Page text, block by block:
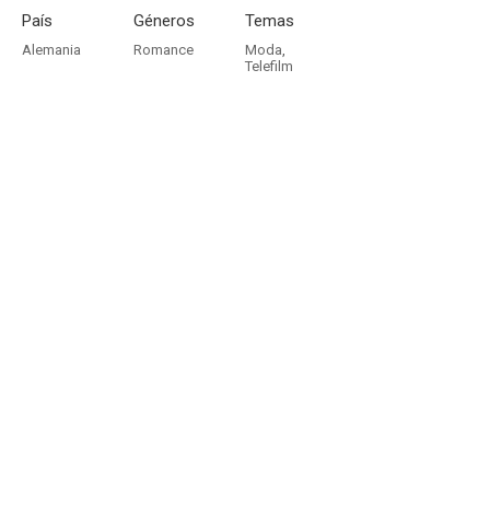
País
Alemania
Géneros
Romance
Temas
Moda,
Telefilm